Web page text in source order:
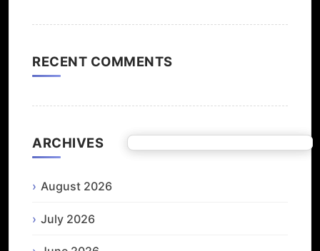
RECENT COMMENTS
ARCHIVES
August 2026
July 2026